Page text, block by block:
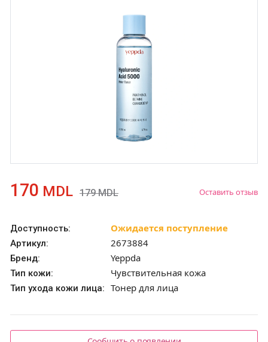
170 MDL 179MDL Оставить отзыв
Доступность: Ожидается поступление
Артикул: 2673884
Бренд: Yeppda
Тип кожи: Чувствительная кожа
Тип ухода кожи лица: Тонep для лица